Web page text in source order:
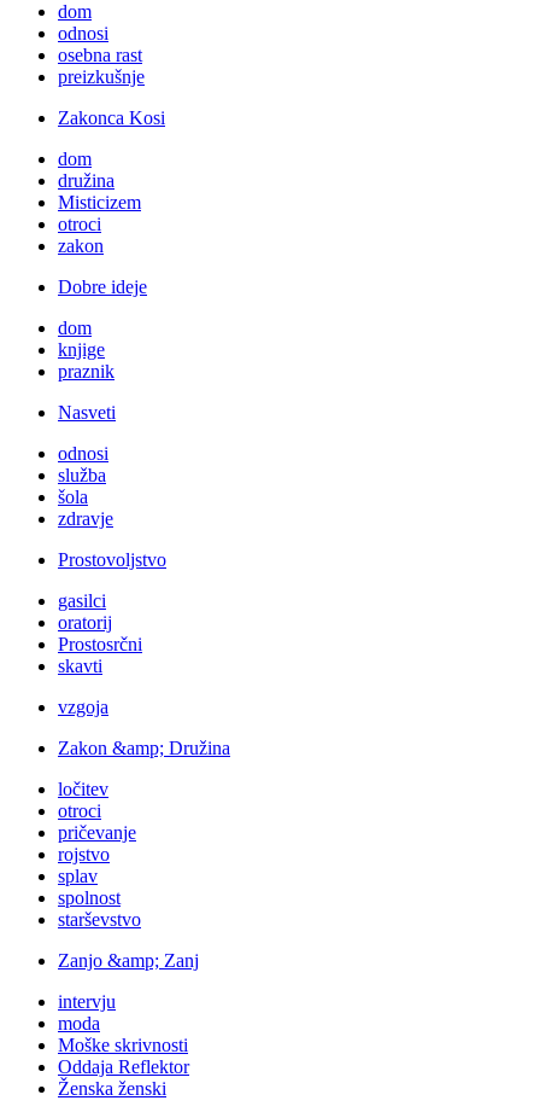
dom
odnosi
osebna rast
preizkušnje
Zakonca Kosi
dom
družina
Misticizem
otroci
zakon
Dobre ideje
dom
knjige
praznik
Nasveti
odnosi
služba
šola
zdravje
Prostovoljstvo
gasilci
oratorij
Prostosrčni
skavti
vzgoja
Zakon &amp; Družina
ločitev
otroci
pričevanje
rojstvo
splav
spolnost
starševstvo
Zanjo &amp; Zanj
intervju
moda
Moške skrivnosti
Oddaja Reflektor
Ženska ženski